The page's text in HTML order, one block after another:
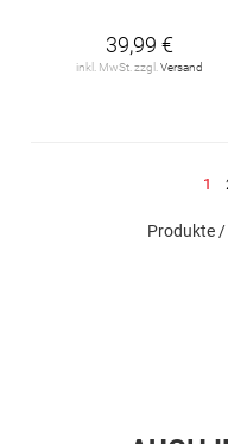
39,99 €
inkl. MwSt. zzgl. Versand
Du
1
Produkte /